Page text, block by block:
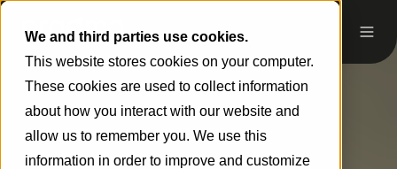
We and third parties use cookies.
This website stores cookies on your computer.
These cookies are used to collect information
about how you interact with our website and
allow us to remember you. We use this
information in order to improve and customize